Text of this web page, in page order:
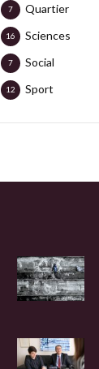
Quartier
7
Sciences
16
Social
7
Sport
12